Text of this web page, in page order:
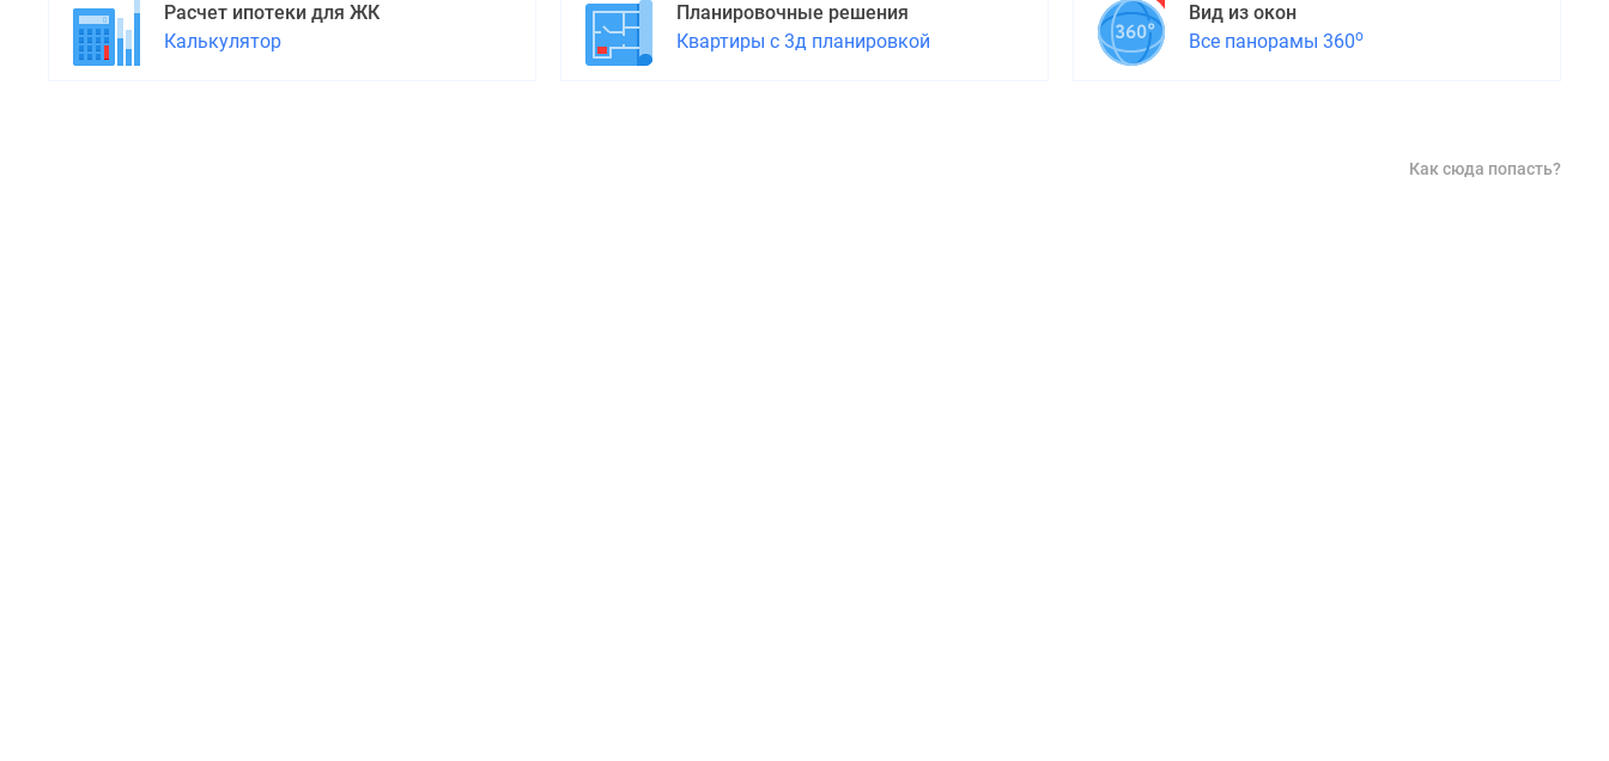
Расчет ипотеки для ЖК
Калькулятор
Планировочные решения
Квартиры с 3д планировкой
Вид из окон
Все панорамы 360о
Как сюда попасть?